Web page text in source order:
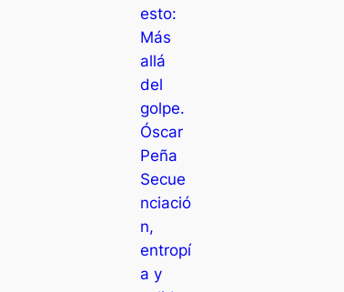
esto:
Más
allá
del
golpe.
Óscar
Peña
Secue
nciació
n,
entropí
a y